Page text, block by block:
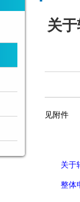
关
见附件
关于
整体